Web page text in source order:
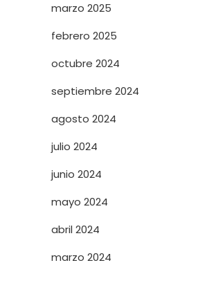
marzo 2025
febrero 2025
octubre 2024
septiembre 2024
agosto 2024
julio 2024
junio 2024
mayo 2024
abril 2024
marzo 2024